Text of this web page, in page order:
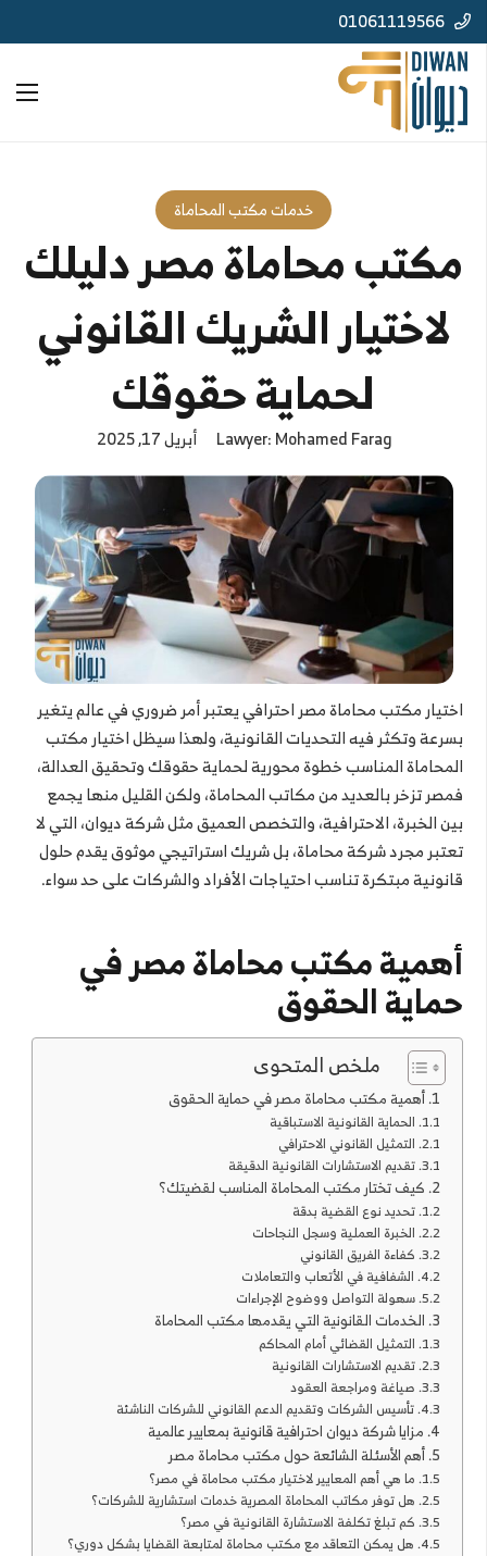
01061119566
خدمات مكتب المحاماة
مكتب محاماة مصر دليلك
لاختيار الشريك القانوني
لحماية حقوقك
Lawyer: Mohamed Farag أبريل 17, 2025
اختيار مكتب محاماة مصر احترافي يعتبر أمر ضروري في عالم يتغير
بسرعة وتكثر فيه التحديات القانونية، ولهذا سيظل اختيار مكتب
المحاماة المناسب خطوة محورية لحماية حقوقك وتحقيق العدالة،
فمصر تزخر بالعديد من مكاتب المحاماة، ولكن القليل منها يجمع
بين الخبرة، الاحترافية، والتخصص العميق مثل شركة ديوان، التي لا
تعتبر مجرد شركة محاماة، بل شريك استراتيجي موثوق يقدم حلول
قانونية مبتكرة تناسب احتياجات الأفراد والشركات على حد سواء.
أهمية مكتب محاماة مصر في
حماية الحقوق
ملخص المتحوى
أهمية مكتب محاماة مصر في حماية الحقوق
الحماية القانونية الاستباقية
التمثيل القانوني الاحترافي
تقديم الاستشارات القانونية الدقيقة
كيف تختار مكتب المحاماة المناسب لقضيتك؟
تحديد نوع القضية بدقة
الخبرة العملية وسجل النجاحات
كفاءة الفريق القانوني
الشفافية في الأتعاب والتعاملات
سهولة التواصل ووضوح الإجراءات
الخدمات القانونية التي يقدمها مكتب المحاماة
التمثيل القضائي أمام المحاكم
تقديم الاستشارات القانونية
صياغة ومراجعة العقود
تأسيس الشركات وتقديم الدعم القانوني للشركات الناشئة
مزايا شركة ديوان احترافية قانونية بمعايير عالمية
أهم الأسئلة الشائعة حول مكتب محاماة مصر
ما هي أهم المعايير لاختيار مكتب محاماة في مصر؟
هل توفر مكاتب المحاماة المصرية خدمات استشارية للشركات؟
كم تبلغ تكلفة الاستشارة القانونية في مصر؟
هل يمكن التعاقد مع مكتب محاماة لمتابعة القضايا بشكل دوري؟